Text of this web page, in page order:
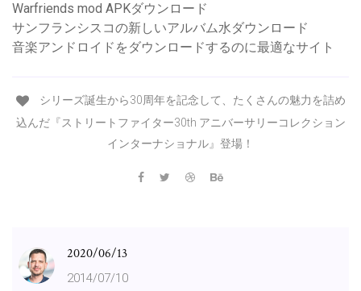
Warfriends mod APKダウンロード
サンフランシスコの新しいアルバム水ダウンロード
音楽アンドロイドをダウンロードするのに最適なサイト
シリーズ誕生から30周年を記念して、たくさんの魅力を詰め
込んだ『ストリートファイター30th アニバーサリーコレクション
インターナショナル』登場！
2020/06/13
2014/07/10